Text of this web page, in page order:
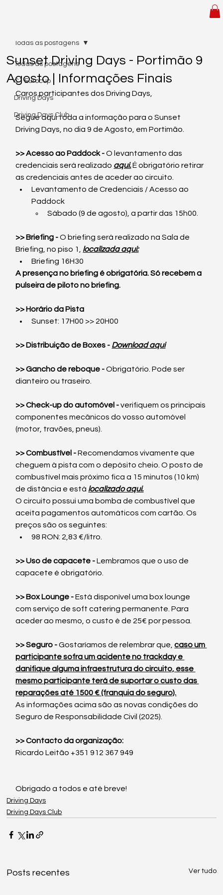
Todas as postagens
C1 Eurocup
Driving Days
Driving Days Club
Todas as postagens
Sunset Driving Days - Portimão 9
Agosto | Informações Finais
Caros participantes dos Driving Days,
Segue aqui toda a informação para o Sunset
Driving Days, no dia 9 de Agosto, em Portimão.
>> Acesso ao Paddock - O levantamento das
credenciais será realizado aqui. É obrigatório retirar
as credenciais antes de aceder ao circuito.
Levantamento de Credenciais / Acesso ao
Paddock
Sábado (9 de agosto), a partir das 15h00.
>> Briefing - O briefing será realizado na Sala de
Briefing, no piso 1, localizada aqui:
Briefing 16H30
A presença no briefing é obrigatória. Só recebem a
pulseira de piloto no briefing.
>> Horário da Pista
Sunset: 17H00 >> 20H00
>> Distribuição de Boxes - Download aqui
>> Gancho de reboque - Obrigatório. Pode ser
dianteiro ou traseiro.
>> Check-up do automóvel - verifiquem os principais
componentes mecânicos do vosso automóvel
(motor, travões, pneus).
>> Combustível - Recomendamos vivamente que
cheguem à pista com o depósito cheio. O posto de
combustível mais próximo fica a 15 minutos (10 km)
de distância e está localizado aqui.
O circuito possui uma bomba de combustível que
aceita pagamentos automáticos com cartão. Os
preços são os seguintes:
98 RON: 2,83 €/litro.
>> Uso de capacete - Lembramos que o uso de
capacete é obrigatório.
>> Box Lounge - Está disponível uma box lounge
com serviço de soft catering permanente. Para
aceder ao mesmo, o custo é de 25€ por pessoa.
>> Seguro - Gostaríamos de relembrar que, caso um
participante sofra um acidente no trackday e
danifique alguma infraestrutura do circuito, esse
mesmo participante terá de suportar o custo das
reparações até 1500 € (franquia do seguro).
As informações acima são as novas condições do
Seguro de Responsabilidade Civil (2025).
>> Contacto da organização:
Ricardo Leitão +351 912 367 949
Obrigado a todos e até breve!
Driving Days
Driving Days Club
Posts recentes Ver tudo